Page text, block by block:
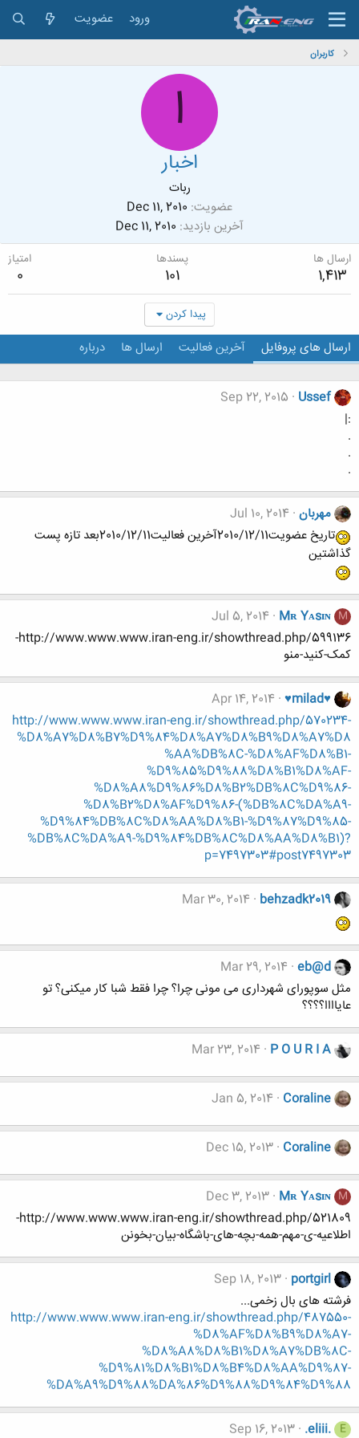
ورود عضویت
کاربران
ا
اخبار
ربات
عضویت Dec 11, 2010
آخرین بازدید Dec 11, 2010
ارسال ها
1,413
پسندها
101
امتیاز
0
پیدا کردن
ارسال های پروفایل آخرین فعالیت ارسال ها درباره
Ussef
Sep 22, 2015
:|
.
.
.
مهربان Jul 10, 2014
تاريخ عضويت2010/12/11آخرين فعاليت2010/12/11بعد تازه پست
گذاشتین
M
Mʀ Yᴀsɪɴ
Jul 5, 2014
http://www.www.www.iran-eng.ir/showthread.php/599136-
کمک-کنید-منو
♥milad♥
Apr 14, 2014
http://www.www.www.iran-eng.ir/showthread.php/570234-
%D8%A7%D8%B7%D9%84%D8%A7%D8%B9%D8%A7%D8
%AA%DB%8C-%D8%AF%D8%B1-
%D9%85%D9%88%D8%B1%D8%AF-
%D8%A8%D9%86%D8%B2%DB%8C%D9%86-
%D8%B2%D8%AF%D9%86-(%DB%8C%DA%A9-
%D9%84%DB%8C%D8%AA%D8%B1-%D9%87%D9%85-
%DB%8C%DA%A9-%D9%84%DB%8C%D8%AA%D8%B1)?
p=7497303#post7497303
behzadk2019
Mar 30, 2014
eb@d
Mar 29, 2014
مثل سوپورای شهرداری می مونی چرا؟ چرا فقط شبا کار میکنی؟ تو
عایاااا؟؟؟؟
P O U R I A
Mar 23, 2014
Coraline
Jan 5, 2014
Coraline
Dec 15, 2013
M
Mʀ Yᴀsɪɴ
Dec 3, 2013
http://www.www.www.iran-eng.ir/showthread.php/521809-
اطلاعیه-ی-مهم-همه-بچه-های-باشگاه-بیان-بخونن
portgirl
Sep 18, 2013
فرشته های بال زخمی...
http://www.www.www.iran-eng.ir/showthread.php/487550-
%D8%AF%D8%B9%D8%A7-
%D8%A8%D8%B1%D8%A7%DB%8C-
%D9%81%D8%B1%D8%B4%D8%AA%D9%87-
%DA%A9%D9%88%DA%86%D9%88%D9%84%D9%88
E
.eliii.
Sep 16, 2013